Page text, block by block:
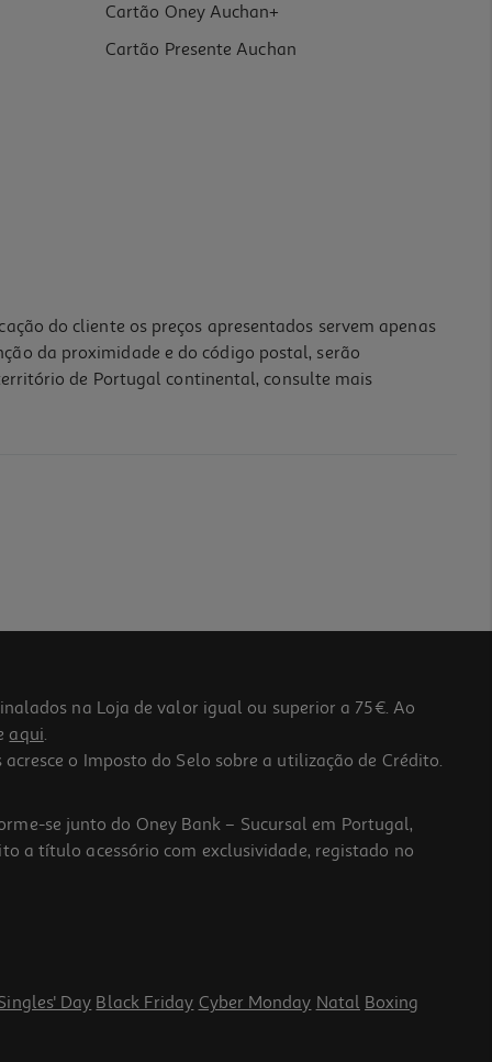
Cartão Oney Auchan+
Cartão Presente Auchan
do cliente os preços apresentados servem apenas
da proximidade e do código postal, serão
de Portugal continental, consulte mais
na Loja de valor igual ou superior a 75€. Ao
aqui.
o Imposto do Selo sobre a utilização de Crédito.
se junto do Oney Bank – Sucursal em Portugal,
a título acessório com exclusividade, registado no
Day Black Friday Cyber Monday Natal Boxing